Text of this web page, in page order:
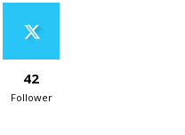
42
Follower